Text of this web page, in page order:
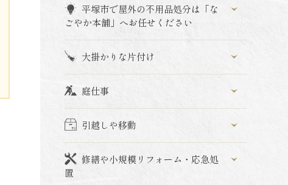
平塚市で屋外の不用品処分は「な
ごやか本舗」へお任せください
大掛かりな片付け
庭仕事
引越しや移動
修繕や小規模リフォーム・応急処
置